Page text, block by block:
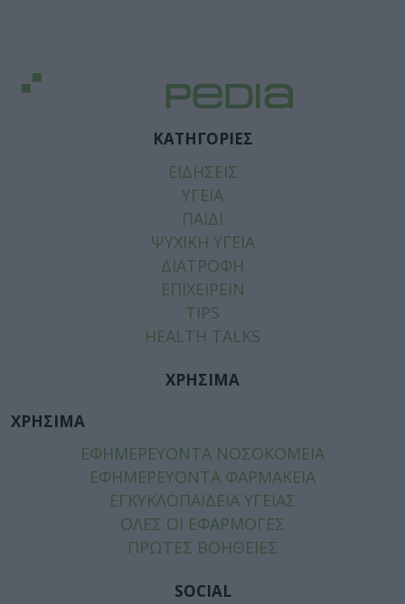
ΚΑΤΗΓΟΡΙΕΣ
ΕΙΔΗΣΕΙΣ
ΥΓΕΙΑ
ΠΑΙΔΙ
ΨΥΧΙΚΗ ΥΓΕΙΑ
ΔΙΑΤΡΟΦΗ
ΕΠΙΧΕΙΡΕΙΝ
TIPS
HEALTH TALKS
ΧΡΗΣΙΜΑ
ΧΡΗΣΙΜΑ
ΕΦΗΜΕΡΕΥΟΝΤΑ ΝΟΣΟΚΟΜΕΙΑ
ΕΦΗΜΕΡΕΥΟΝΤΑ ΦΑΡΜΑΚΕΙΑ
ΕΓΚΥΚΛΟΠΑΙΔΕΙΑ ΥΓΕΙΑΣ
ΟΛΕΣ ΟΙ ΕΦΑΡΜΟΓΕΣ
ΠΡΩΤΕΣ ΒΟΗΘΕΙΕΣ
SOCIAL